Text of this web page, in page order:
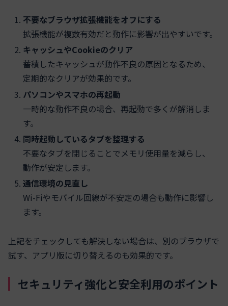
不要なブラウザ拡張機能をオフにする
拡張機能が複数有効だと動作に影響が出やすいです。
キャッシュやCookieのクリア
蓄積したキャッシュが動作不良の原因となるため、
定期的なクリアが効果的です。
パソコンやスマホの再起動
一時的な動作不良の場合、再起動で多くが解消しま
す。
同時起動しているタブを整理する
不要なタブを閉じることでメモリ使用量を減らし、
動作が安定します。
通信環境の見直し
Wi-Fiやモバイル回線が不安定の場合も動作に影響し
ます。
上記をチェックしても解決しない場合は、別のブラウザで
試す、アプリ版に切り替えるのも効果的です。
セキュリティ強化と安全利用のポイント